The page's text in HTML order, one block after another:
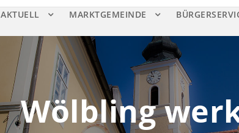
AKTUELL MARKTGEMEINDE
Wölbling